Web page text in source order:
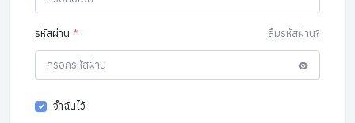
ลืมรหัสผ่าน?
รหัสผ่าน *
จำฉันไว้